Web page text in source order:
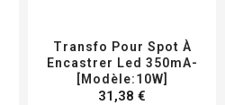
Transfo Pour Spot À
Encastrer Led 350mA-
[Modèle:10W]
31,38 €